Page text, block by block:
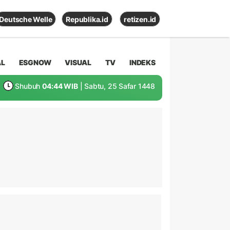
Deutsche Welle Republika.id retizen.id
ESGNOW VISUAL TV INDEKS
Shubuh 04:44 WIB | Sabtu, 25 Safar 1448